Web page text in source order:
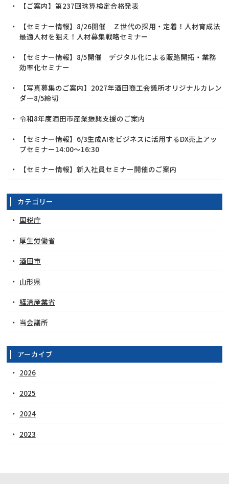
【ご案内】第237回珠算検定合格発表
【セミナー情報】8/26開催 Ｚ世代の採用・定着！人材育成法
最適人材を狙え！人材募集戦略セミナー
【セミナー情報】8/5開催 デジタル化による販路開拓・業務
効率化セミナー
【写真募集のご案内】2027年酒田商工会議所オリジナルカレン
ダー8/5締切
令和8年度酒田市産業振興支援のご案内
【セミナー情報】6/3生成AIをビジネスに活用するDX売上アッ
プセミナー14:00～16:30
【セミナー情報】新入社員セミナー開催のご案内
カテゴリー
国税庁
厚生労働省
酒田市
山形県
経済産業省
当会議所
アーカイブ
2026
2025
2024
2023